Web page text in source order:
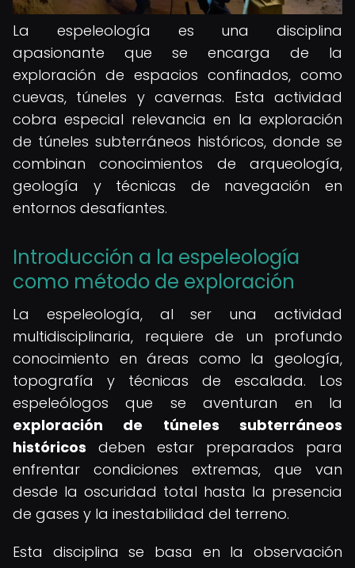
La espeleología es una disciplina
apasionante que se encarga de la
exploración de espacios confinados, como
cuevas, túneles y cavernas. Esta actividad
cobra especial relevancia en la exploración
de túneles subterráneos históricos, donde se
combinan conocimientos de arqueología,
geología y técnicas de navegación en
entornos desafiantes.
Introducción a la espeleología
como método de exploración
La espeleología, al ser una actividad
multidisciplinaria, requiere de un profundo
conocimiento en áreas como la geología,
topografía y técnicas de escalada. Los
espeleólogos que se aventuran en la
exploración de túneles subterráneos
históricos deben estar preparados para
enfrentar condiciones extremas, que van
desde la oscuridad total hasta la presencia
de gases y la inestabilidad del terreno.
Esta disciplina se basa en la observación